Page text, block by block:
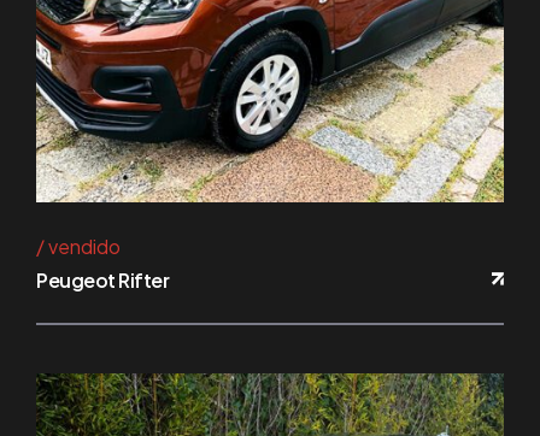
vendido
Peugeot Rifter